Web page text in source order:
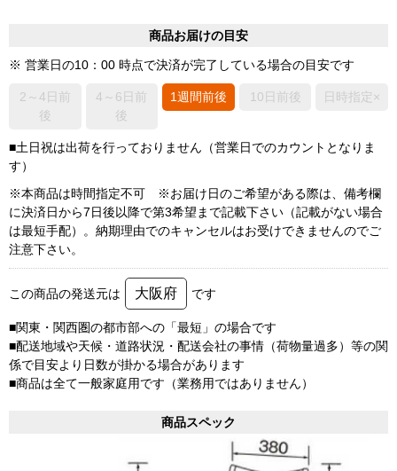
商品お届けの目安
※ 営業日の10：00 時点で決済が完了している場合の目安です
2～4日前
後
4～6日前
後
1週間前後 10日前後 日時指定×
■土日祝は出荷を行っておりません（営業日でのカウントとなりま
す）
※本商品は時間指定不可 ※お届け日のご希望がある際は、備考欄
に決済日から7日後以降で第3希望まで記載下さい（記載がない場合
は最短手配）。納期理由でのキャンセルはお受けできませんのでご
注意下さい。
この商品の発送元は 大阪府 です
■関東・関西圏の都市部への「最短」の場合です
■配送地域や天候・道路状況・配送会社の事情（荷物量過多）等の関
係で目安より日数が掛かる場合があります
■商品は全て一般家庭用です（業務用ではありません）
商品スペック